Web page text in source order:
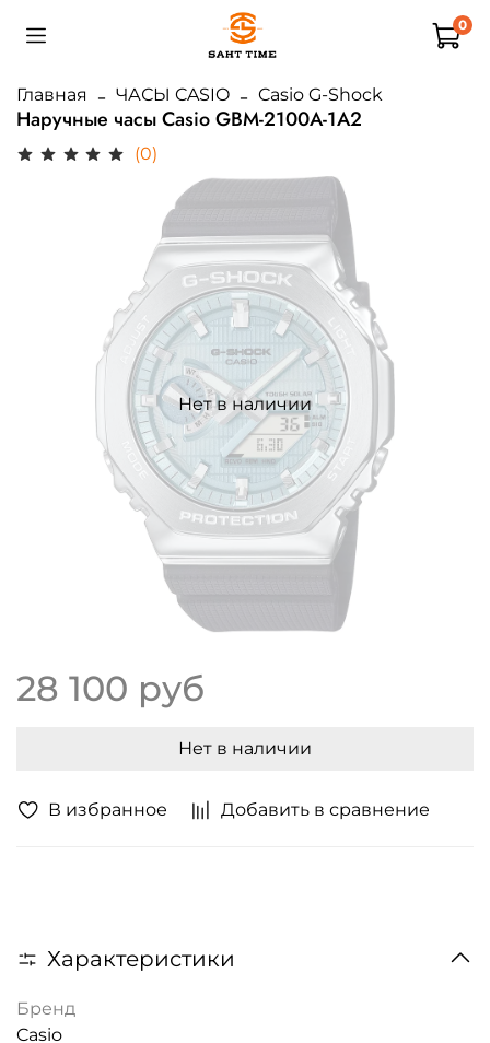
0
Главная ЧАСЫ CASIO Casio G-Shock
Наручные часы Casio GBM-2100A-1A2
(0)
В избранное Добавить в сравнение
Нет в наличии
28 100 руб
Нет в наличии
Характеристики
Бренд
Casio